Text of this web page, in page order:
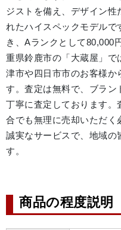
ジストを備え、デザイン
れたハイスペックモデル
き、Aランクとして80,000
重県鈴鹿市の「大蔵屋」で
津市や四日市市のお客様か
す。査定は無料で、ブラン
丁寧に査定しております。
合でも無理に売却いただく
誠実なサービスで、地域の
す。
商品の程度説明